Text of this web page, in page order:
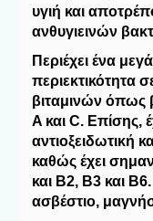
υγιή και
ανθυγιεινών
Περιέχει ένα
περιεκτικότητα
βιταμινών όπως
A και C. Επίσης,
αντιοξειδωτική
καθώς έχει
και Β2, Β3 και
ασβέστιο,